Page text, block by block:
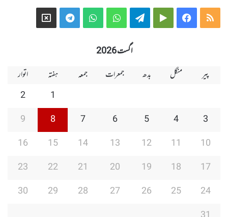
RSS
Facebook
Google
Telegram
WhatsApp
WhatsApp
Telegram
X
اگست 2026
پیر
منگل بدھ جمعرات جمعہ ہفتہ
اتوار
1
2
3
4
5
6
7
8
9
10
11
12
13
14
15
16
17
18
19
20
21
22
23
24
25
26
27
28
29
30